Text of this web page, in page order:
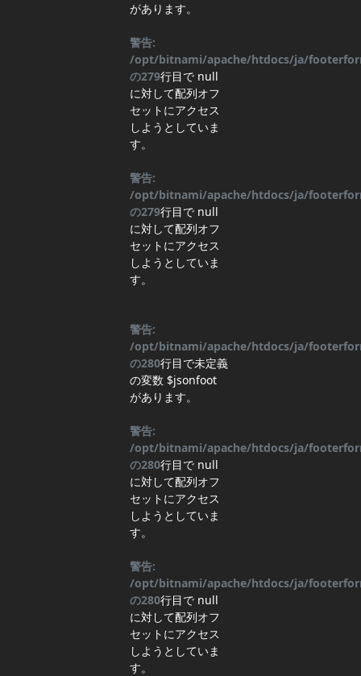
があります。
警告:
/opt/bitnami/apache/htdocs/ja/
の279行目で null
に対して配列オフ
セットにアクセス
しようとしていま
す。
警告:
/opt/bitnami/apache/htdocs/ja/
の279行目で null
に対して配列オフ
セットにアクセス
しようとしていま
す。
警告:
/opt/bitnami/apache/htdocs/ja/
の280行目で未定義
の変数 $jsonfoot
があります。
警告:
/opt/bitnami/apache/htdocs/ja/
の280行目で null
に対して配列オフ
セットにアクセス
しようとしていま
す。
警告:
/opt/bitnami/apache/htdocs/ja/
の280行目で null
に対して配列オフ
セットにアクセス
しようとしていま
す。